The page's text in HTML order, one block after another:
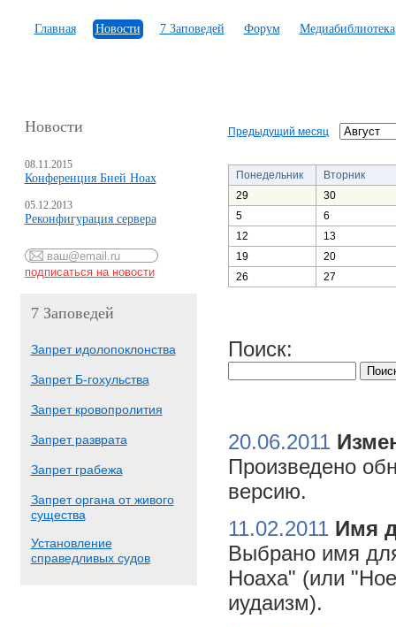
Главная Новости 7 Заповедей Форум Медиабиблиотека
Новости
08.11.2015
Конференция Бней Ноах
05.12.2013
Реконфигурация сервера
7 Заповедей
Запрет идолопоклонства
Запрет Б-гохульства
Запрет кровопролития
Запрет разврата
Запрет грабежа
Запрет органа от живого
существа
Установление
справедливых судов
Предыдущий месяц
Понедельник
Вторник
29
30
5
6
12
13
19
20
26
27
Поиск:
20.06.2011
Произведено
версию.
11.02.2011 Имя
Выбрано имя
Ноаха" (или
иудаизм).